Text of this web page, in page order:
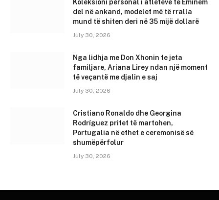
Koleksioni personal i atleteve të Eminem
del në ankand, modelet më të rralla
mund të shiten deri në 35 mijë dollarë
July 30, 2026
Nga lidhja me Don Xhonin te jeta
familjare, Ariana Lirey ndan një moment
të veçantë me djalin e saj
July 30, 2026
Cristiano Ronaldo dhe Georgina
Rodríguez pritet të martohen,
Portugalia në ethet e ceremonisë së
shumëpërfolur
July 30, 2026